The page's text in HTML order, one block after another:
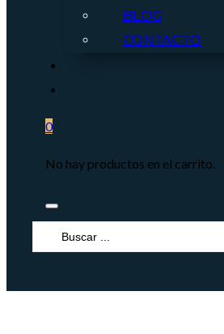
BLOG
CONTACTO
0
No hay productos en el carrito.
Search
...